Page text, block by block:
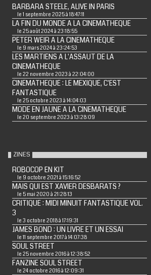
BARBARA STEELE, ALIVE IN PARIS
le 1 septembre 2025 à 18:47:11
LA FIN DU MONDE A LA CINEMATHEQUE
le 25 août 2024 à 23:18:55
PETER WEIR A LA CINEMATHEQUE
le 9 mars 2024 à 23:24:53
LES MARTIENS A L'ASSAUT DE LA
CINEMATHEQUE
le 22 novembre 2023 à 22:04:00
CINEMATHEQUE : LE MEXIQUE, C'EST
FANTASTIQUE
le 25 octobre 2023 à 14:04:03
MODE EN JAUNE A LA CINEMATHEQUE
le 20 septembre 2023 à 13:28:09
ZINES
ROBOCOP EN KIT
le 9 octobre 2021 à 15:16:52
MAIS QUI EST XAVIER DESBARATS ?
le 5 mai 2020 à 21:28:13
CRITIQUE : MIDI MINUIT FANTASTIQUE VOL.
3
le 3 octobre 2018 à 17:19:31
JAMES BOND : UN LIVRE ET UN ESSAI
le 11 septembre 2017 à 14:07:38
SOUL STREET
le 25 novembre 2016 à 12:38:52
FANZINE SOUL STREET
le 24 octobre 2016 à 12:09:31